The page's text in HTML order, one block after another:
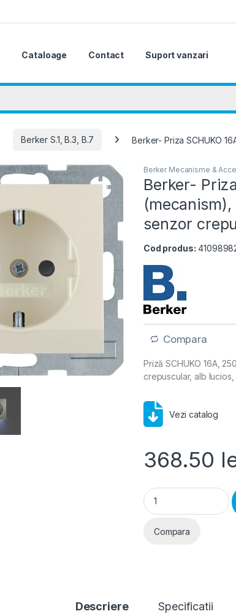
Cataloage Contact Suport vanzari
Berker S.1, B.3, B.7 Berker- Priza SCHUKO
Berker Mecanisme &
Berker-
senzor
Cod produs:
Compara
Priză SCHUKO 16A,
crepuscular, alb lucios,
Vezi catalog
368.50
Berker- Priza
Compara
Descriere Specificatii